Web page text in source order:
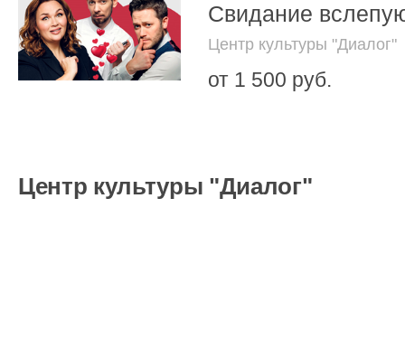
Свидание
Центр культуры "Диалог"
от 1 500 руб.
Центр культуры "Диалог"